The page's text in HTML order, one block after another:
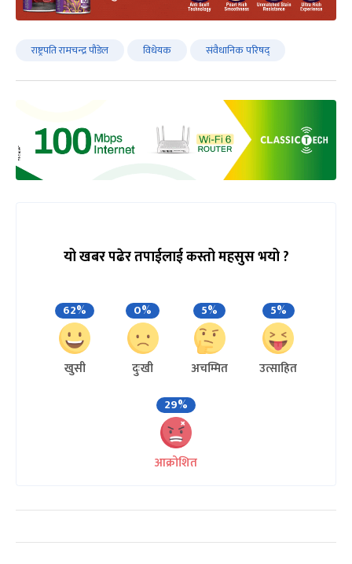
राष्ट्रपति रामचन्द्र पौडेल विधेयक संवैधानिक परिषद्
यो खबर पढेर तपाईलाई कस्तो महसुस भयो ?
62%
खुसी
0%
दुःखी
5%
अचम्मित
5%
उत्साहित
29%
आक्रोशित